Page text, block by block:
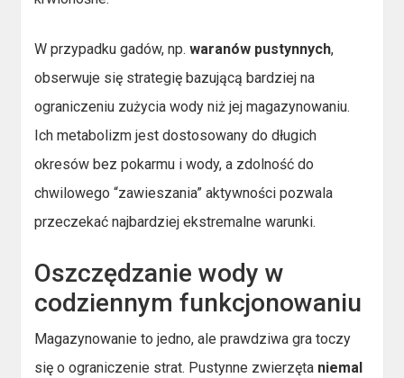
W przypadku gadów, np.waranów pustynnych,
obserwuje się strategię bazującą bardziej na
ograniczeniu zużycia wody niż jej magazynowaniu.
Ich metabolizm jest dostosowany do długich
okresów bez pokarmu i wody, a zdolność do
chwilowego “zawieszania” aktywności pozwala
przeczekać najbardziej ekstremalne warunki.
Oszczędzanie wody w
codziennym funkcjonowaniu
Magazynowanie to jedno, ale prawdziwa gra toczy
się o ograniczenie strat. Pustynne zwierzęta niemal